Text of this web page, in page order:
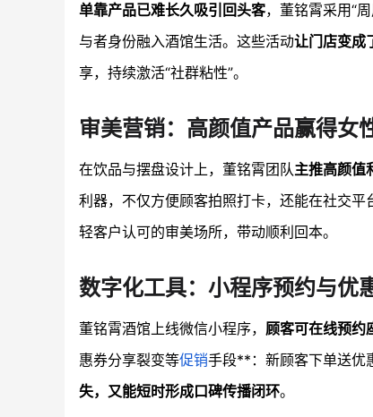
单靠产品已难长久吸引回头客，董铭霄采用“
与者身份融入酒馆生活。这些活动让门店变成
享，持续激活“社群粘性”。
审美营销：高颜值产品赢得女
在饮品与摆盘设计上，董铭霄团队主推高颜值
利器，不仅方便顾客拍照打卡，还能在社交平
轻客户认可的审美场所，带动顺利回本。
数字化工具：小程序预约与优
董铭霄酒馆上线微信小程序， 顾客可在线预约
惠券分享裂变等促销手段**：新顾客下单送优
失，又能短时形成口碑传播闭环。